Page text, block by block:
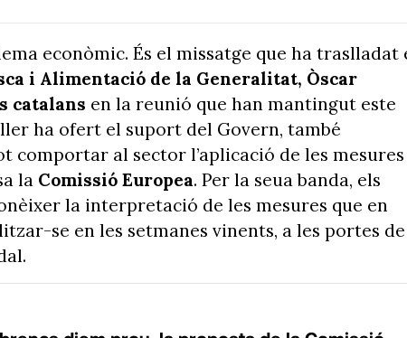
econòmic. És el missatge que ha traslladat
i Alimentació de la Generalitat, Òscar
catalans en la reunió que han mantingut este
ha ofert el suport del Govern, també
comportar al sector l’aplicació de les mesures
la Comissió Europea. Per la seua banda, els
la interpretació de les mesures que en
se en les setmanes vinents, a les portes de